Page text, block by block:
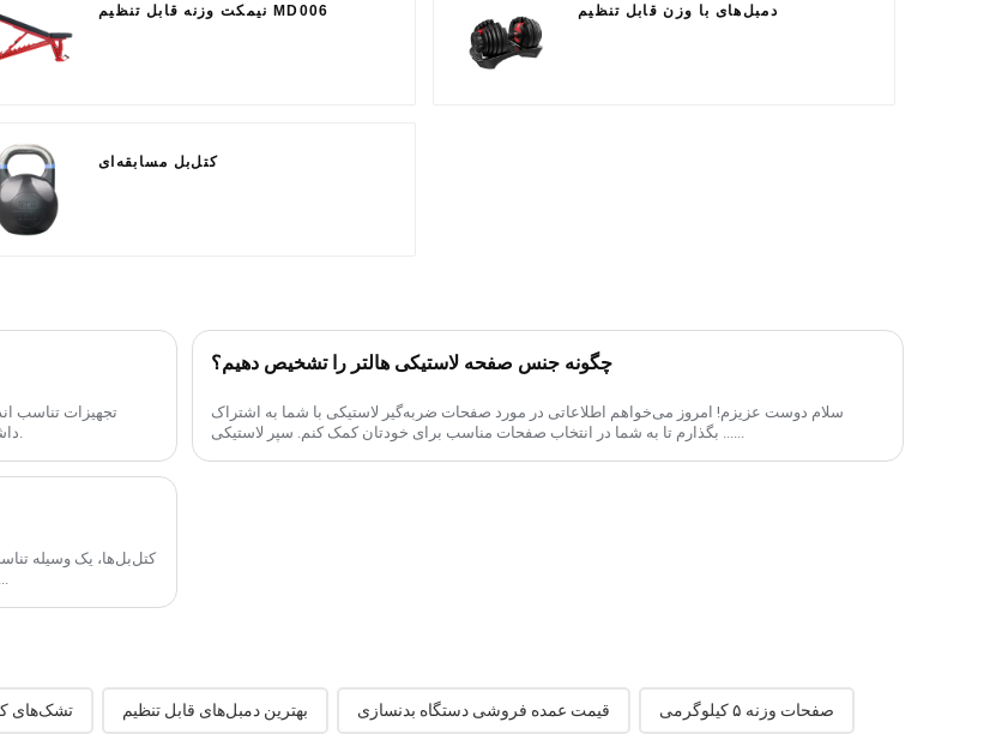
نیمکت وزنه قابل تنظیم MD006 دمبل‌های با وزن قابل تنظیم
کتل‌بل مسابقه‌ای
تجهیزات تناسب
داشتن تجهیزات با کیفیت بالا و بادوام که نیازهای شما را برآورده کند، بسیار مهم است.
چگونه جنس صفحه لاستیکی هالتر را تشخیص دهیم؟
سلام دوست عزیزم! امروز می‌خواهم اطلاعاتی در مورد صفحات ضربه‌گیر لاستیکی با شما به اشتراک
بگذارم تا به شما در انتخاب صفحات مناسب برای خودتان کمک کنم. سپر لاستیکی ......
کتل‌بل‌ها، یک وسیله
آنها معمولاً از دو
تشک‌های بهترین دمبل‌های قابل تنظیم قیمت عمده فروشی دستگاه بدنسازی صفحات وزنه ۵ کیلوگرمی